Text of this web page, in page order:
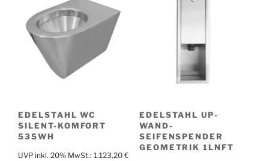
EDELSTAHL WC
SILENT-KOMFORT
535WH
UVP inkl. 20% MwSt.: 1.123,20 €
EDELSTAHL UP-
WAND-
SEIFENSPENDER
GEOMETRIK 1LNFT